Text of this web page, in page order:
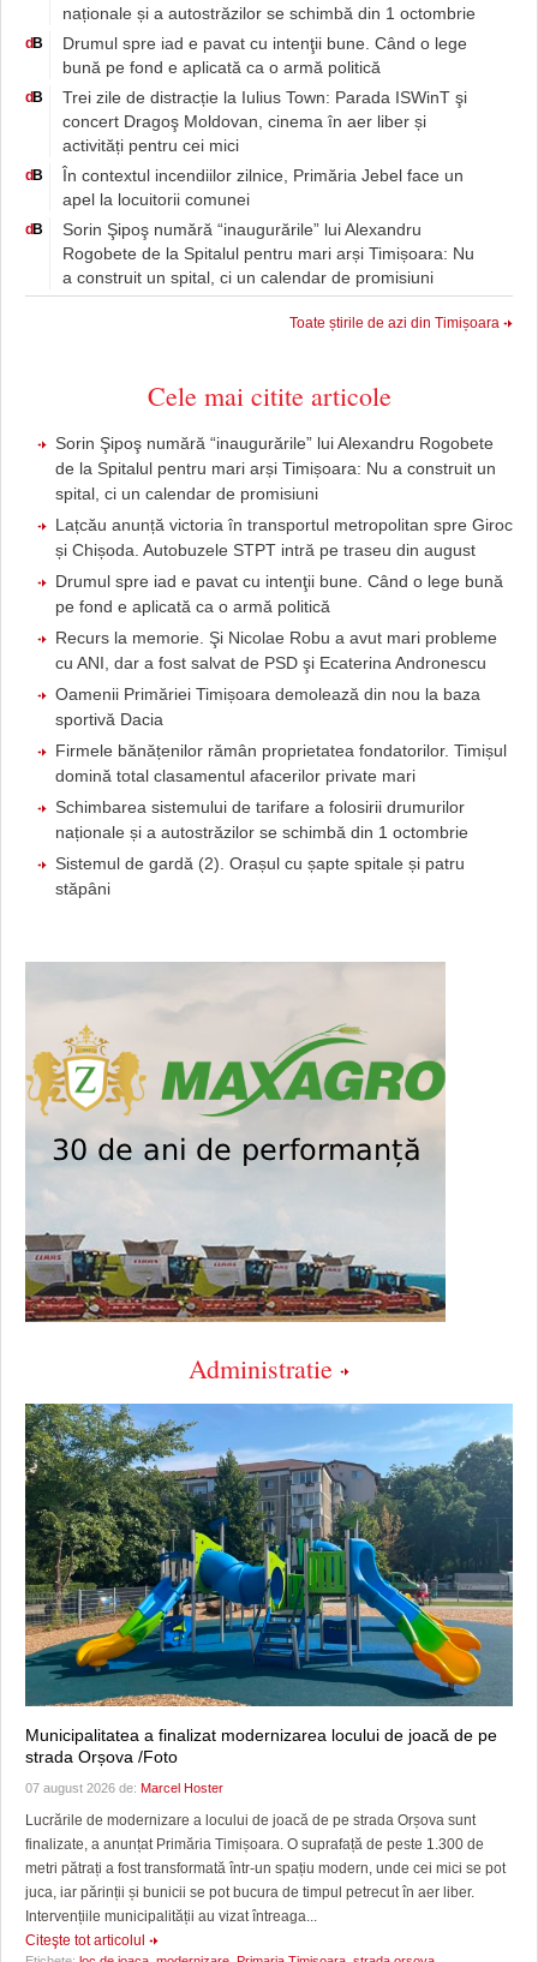
naționale și a autostrăzilor se schimbă din 1 octombrie
dB
Drumul spre iad e pavat cu intenţii bune. Când o lege
bună pe fond e aplicată ca o armă politică
dB
Trei zile de distracție la Iulius Town: Parada ISWinT şi
concert Dragoş Moldovan, cinema în aer liber și
activități pentru cei mici
dB
În contextul incendiilor zilnice, Primăria Jebel face un
apel la locuitorii comunei
dB
Sorin Şipoş numără “inaugurările” lui Alexandru
Rogobete de la Spitalul pentru mari arși Timișoara: Nu
a construit un spital, ci un calendar de promisiuni
Toate știrile de azi din Timișoara
Cele mai citite articole
Sorin Şipoş numără “inaugurările” lui Alexandru Rogobete
de la Spitalul pentru mari arși Timișoara: Nu a construit un
spital, ci un calendar de promisiuni
Lațcău anunță victoria în transportul metropolitan spre Giroc
și Chișoda. Autobuzele STPT intră pe traseu din august
Drumul spre iad e pavat cu intenţii bune. Când o lege bună
pe fond e aplicată ca o armă politică
Recurs la memorie. Şi Nicolae Robu a avut mari probleme
cu ANI, dar a fost salvat de PSD şi Ecaterina Andronescu
Oamenii Primăriei Timișoara demolează din nou la baza
sportivă Dacia
Firmele bănățenilor rămân proprietatea fondatorilor. Timișul
domină total clasamentul afacerilor private mari
Schimbarea sistemului de tarifare a folosirii drumurilor
naționale și a autostrăzilor se schimbă din 1 octombrie
Sistemul de gardă (2). Orașul cu șapte spitale și patru
stăpâni
Administratie
Municipalitatea a finalizat modernizarea locului de joacă de pe
strada Orșova /Foto
07 august 2026 de: Marcel Hoster
Lucrările de modernizare a locului de joacă de pe strada Orșova sunt
finalizate, a anunțat Primăria Timișoara. O suprafață de peste 1.300 de
metri pătrați a fost transformată într-un spațiu modern, unde cei mici se pot
juca, iar părinții și bunicii se pot bucura de timpul petrecut în aer liber.
Intervențiile municipalității au vizat întreaga...
Citeşte tot articolul